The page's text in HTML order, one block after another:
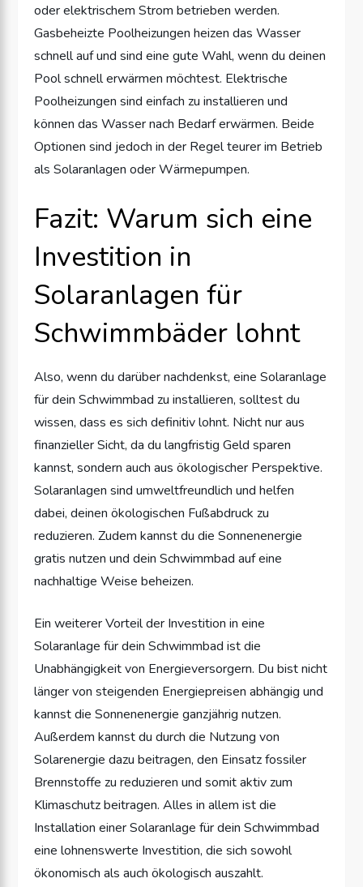
oder elektrischem Strom betrieben werden.
Gasbeheizte Poolheizungen heizen das Wasser
schnell auf und sind eine gute Wahl, wenn du deinen
Pool schnell erwärmen möchtest. Elektrische
Poolheizungen sind einfach zu installieren und
können das Wasser nach Bedarf erwärmen. Beide
Optionen sind jedoch in der Regel teurer im Betrieb
als Solaranlagen oder Wärmepumpen.
Fazit: Warum sich eine
Investition in
Solaranlagen für
Schwimmbäder lohnt
Also, wenn du darüber nachdenkst, eine Solaranlage
für dein Schwimmbad zu installieren, solltest du
wissen, dass es sich definitiv lohnt. Nicht nur aus
finanzieller Sicht, da du langfristig Geld sparen
kannst, sondern auch aus ökologischer Perspektive.
Solaranlagen sind umweltfreundlich und helfen
dabei, deinen ökologischen Fußabdruck zu
reduzieren. Zudem kannst du die Sonnenenergie
gratis nutzen und dein Schwimmbad auf eine
nachhaltige Weise beheizen.
Ein weiterer Vorteil der Investition in eine
Solaranlage für dein Schwimmbad ist die
Unabhängigkeit von Energieversorgern. Du bist nicht
länger von steigenden Energiepreisen abhängig und
kannst die Sonnenenergie ganzjährig nutzen.
Außerdem kannst du durch die Nutzung von
Solarenergie dazu beitragen, den Einsatz fossiler
Brennstoffe zu reduzieren und somit aktiv zum
Klimaschutz beitragen. Alles in allem ist die
Installation einer Solaranlage für dein Schwimmbad
eine lohnenswerte Investition, die sich sowohl
ökonomisch als auch ökologisch auszahlt.